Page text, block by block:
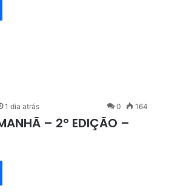
1 dia atrás 0 164
– 2° EDIÇÃO –